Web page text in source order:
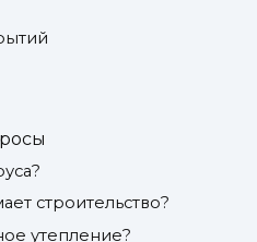
строительство?
утепление?